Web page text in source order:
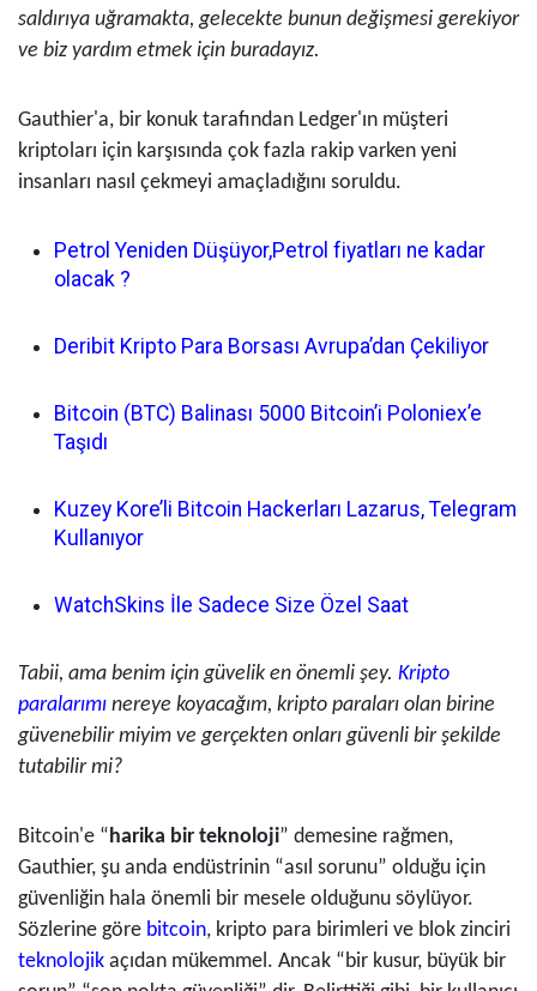
saldırıya uğramakta, gelecekte bunun değişmesi gerekiyor
ve biz yardım etmek için buradayız.
Gauthier'a, bir konuk tarafından Ledger'ın müşteri
kriptoları için karşısında çok fazla rakip varken yeni
insanları nasıl çekmeyi amaçladığını soruldu.
Petrol Yeniden Düşüyor,Petrol fiyatları ne kadar
olacak ?
Deribit Kripto Para Borsası Avrupa’dan Çekiliyor
Bitcoin (BTC) Balinası 5000 Bitcoin’i Poloniex’e
Taşıdı
Kuzey Kore’li Bitcoin Hackerları Lazarus, Telegram
Kullanıyor
WatchSkins İle Sadece Size Özel Saat
Tabii, ama benim için güvelik en önemli şey. Kripto
paralarımı nereye koyacağım, kripto paraları olan birine
güvenebilir miyim ve gerçekten onları güvenli bir şekilde
tutabilir mi?
Bitcoin'e “ harika bir teknoloji” demesine rağmen,
Gauthier, şu anda endüstrinin “asıl sorunu” olduğu için
güvenliğin hala önemli bir mesele olduğunu söylüyor.
Sözlerine göre bitcoin, kripto para birimleri ve blok zinciri
teknolojik açıdan mükemmel. Ancak “bir kusur, büyük bir